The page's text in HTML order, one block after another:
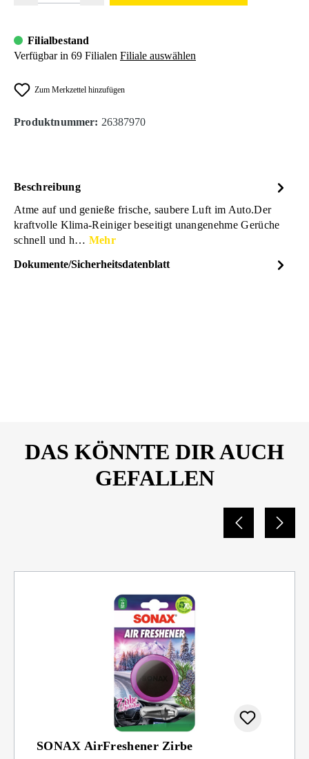
Filialbestand
Verfügbar in 69 Filialen Filiale auswählen
Zum Merkzettel hinzufügen
Produktnummer: 26387970
Beschreibung
Atme auf und genieße frische, saubere Luft im Auto.Der
kraftvolle Klima-Reiniger beseitigt unangenehme Gerüche
schnell und h… Mehr
Dokumente/Sicherheitsdatenblatt
DAS KÖNNTE DIR AUCH
GEFALLEN
SONAX AirFreshener Zirbe